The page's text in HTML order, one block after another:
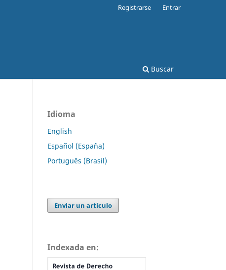
Buscar
Registrarse Entrar
Idioma
English
Español (España)
Português (Brasil)
Enviar un artículo
Indexada en: